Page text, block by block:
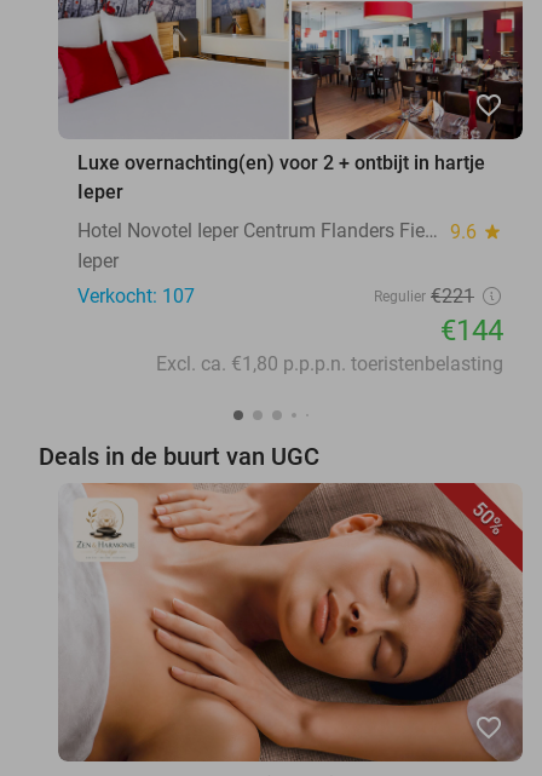
favorite_border
Luxe overnachting(en) voor 2 + ontbijt in hartje
Ieper
Hotel Novotel Ieper Centrum Flanders Fields 9.6 star
Ieper
Verkocht: 107
Regulier €221
€144
Excl. ca. €1,80 p.p.p.n. toeristenbelasting
Deals in de buurt van UGC
50%
favorite_border